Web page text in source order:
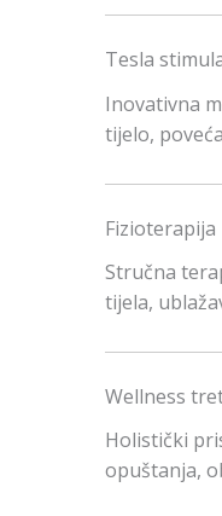
Tesla
Inovativna
tijelo,
Fizioterapija
Stručna
tijela,
Wellness
Holistički
opuštanja,